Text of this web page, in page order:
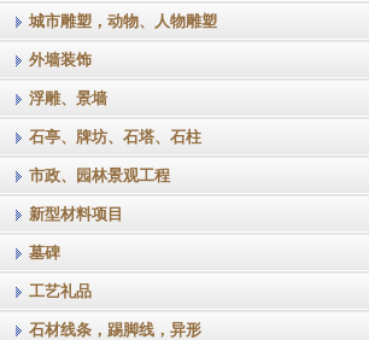
城市雕塑，动物、人物雕塑
外墙装饰
浮雕、景墙
石亭、牌坊、石塔、石柱
市政、园林景观工程
新型材料项目
墓碑
工艺礼品
石材线条，踢脚线，异形